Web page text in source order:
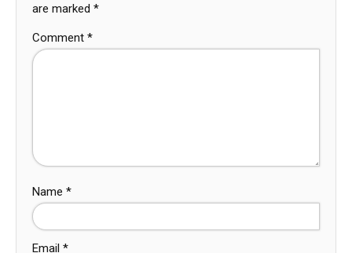
are marked *
Comment *
Name *
Email *